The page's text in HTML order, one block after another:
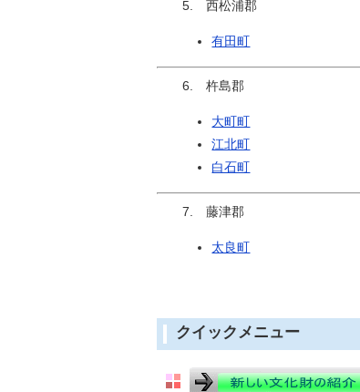
5. 西松浦郡
有田町
6. 杵島郡
大町町
江北町
白石町
7. 藤津郡
太良町
クイックメニュー